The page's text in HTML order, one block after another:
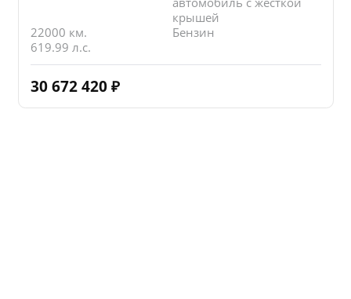
крышей
22000 км.
Бензин
619.99 л.с.
30 672 420 ₽